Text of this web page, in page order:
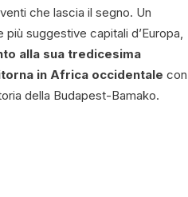
che lascia il segno. Un
suggestive capitali d’Europa,
alla sua tredicesima
in Africa occidentale con
della Budapest-Bamako.